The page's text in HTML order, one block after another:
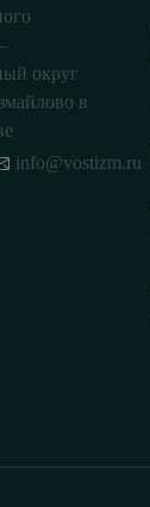
округ
в
info@vostizm.ru